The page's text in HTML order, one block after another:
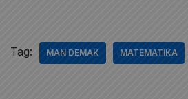
Tag: MAN DEMAK MATEMATIKA